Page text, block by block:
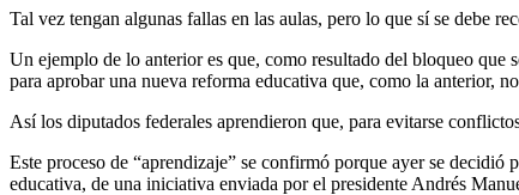
Tal vez tengan algunas fallas en las aulas, pero lo que sí se debe
Un ejemplo de lo anterior es que, como resultado del bloqueo que
para aprobar una nueva reforma educativa que, como la anterior,
Así los diputados federales aprendieron que, para evitarse
Este proceso de “aprendizaje” se confirmó porque ayer se
educativa, de una iniciativa enviada por el presidente Andrés